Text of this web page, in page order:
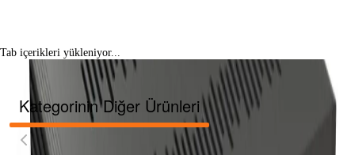
Tab içerikleri yükleniyor...
Kategorinin Diğer Ürünleri